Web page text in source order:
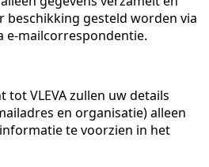
beschikking gesteld worden via
e-mailcorrespondentie.
tot VLEVA zullen uw details
en organisatie) alleen
te voorzien in het